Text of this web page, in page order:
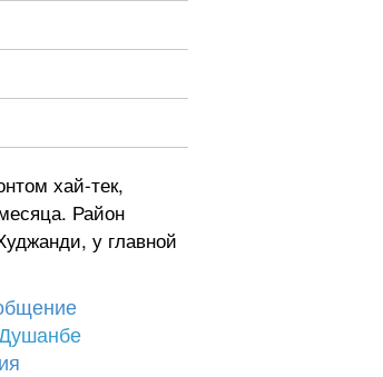
хай-тек,
Район
у главной